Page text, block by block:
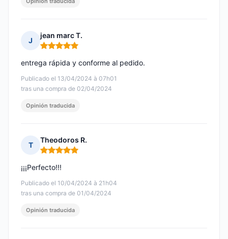
J
jean marc T.
Nota: 5 de 5
Publicado el 13/04/2024 à 07h01
tras una compra de 02/04/2024
entrega rápida y conforme al pedido.
Opinión traducida
T
Theodoros R.
Nota: 5 de 5
Publicado el 10/04/2024 à 21h04
tras una compra de 01/04/2024
¡¡¡Perfecto!!!
Opinión traducida